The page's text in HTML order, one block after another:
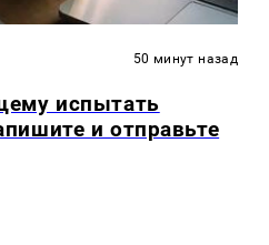
50 минут назад
испытать
и отправьте